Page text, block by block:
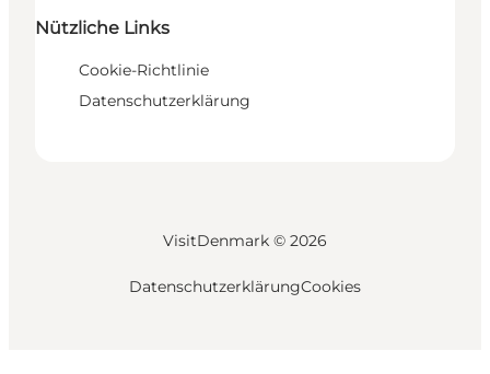
Nützliche Links
Cookie-Richtlinie
Datenschutzerklärung
VisitDenmark © 2026
DatenschutzerklärungCookies